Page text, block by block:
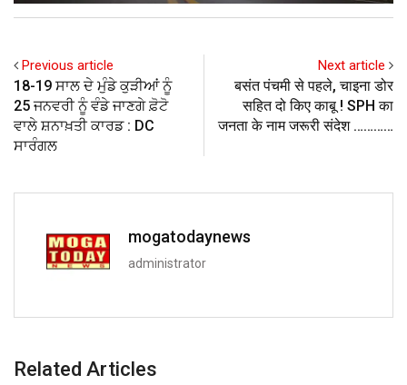
Previous article
18-19 ਸਾਲ ਦੇ ਮੁੰਡੇ ਕੁੜੀਆਂ ਨੂੰ
25 ਜਨਵਰੀ ਨੂੰ ਵੰਡੇ ਜਾਣਗੇ ਫ਼ੋਟੋ
ਵਾਲੇ ਸ਼ਨਾਖ਼ਤੀ ਕਾਰਡ : DC
ਸਾਰੰਗਲ
Next article
बसंत पंचमी से पहले, चाइना डोर
सहित दो किए काबू ! SPH का
जनता के नाम जरूरी संदेश …………
mogatodaynews
administrator
Related Articles